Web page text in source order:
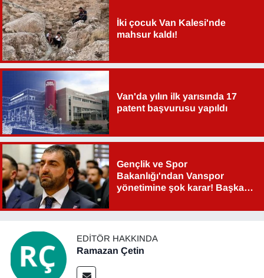
İki çocuk Van Kalesi'nde
mahsur kaldı!
Van'da yılın ilk yarısında 17
patent başvurusu yapıldı
Gençlik ve Spor
Bakanlığı'ndan Vanspor
yönetimine şok karar! Başkan
EDITÖR HAKKINDA
Ramazan Çetin
TEBRİK
TEKNOLOJİ
Turizm
VAN'DA SPOR
Vasıta
YAŞAM
YEREL